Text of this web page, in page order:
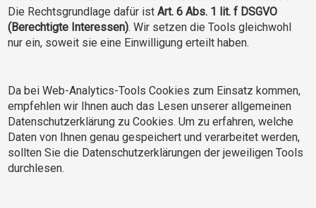
Die Rechtsgrundlage dafür istArt. 6 Abs. 1 lit. f DSGVO
(Berechtigte Interessen). Wir setzen die Tools gleichwohl
nur ein, soweit sie eine Einwilligung erteilt haben.
Da bei Web-Analytics-Tools Cookies zum Einsatz kommen,
empfehlen wir Ihnen auch das Lesen unserer allgemeinen
Datenschutzerklärung zu Cookies. Um zu erfahren, welche
Daten von Ihnen genau gespeichert und verarbeitet werden,
sollten Sie die Datenschutzerklärungen der jeweiligen Tools
durchlesen.